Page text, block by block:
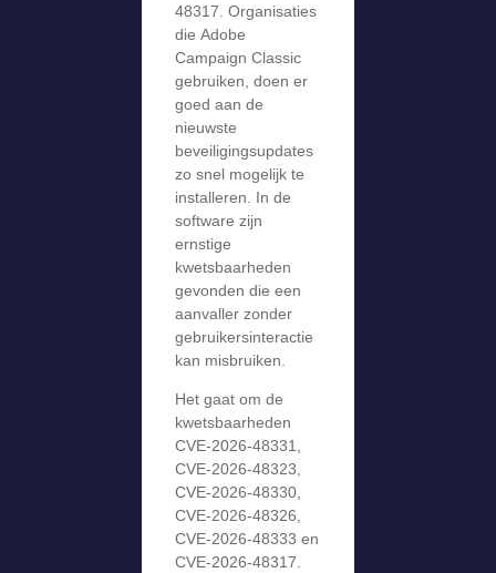
48317. Organisaties
die Adobe
Campaign Classic
gebruiken, doen er
goed aan de
nieuwste
beveiligingsupdates
zo snel mogelijk te
installeren. In de
software zijn
ernstige
kwetsbaarheden
gevonden die een
aanvaller zonder
gebruikersinteractie
kan misbruiken.
Het gaat om de
kwetsbaarheden
CVE-2026-48331,
CVE-2026-48323,
CVE-2026-48330,
CVE-2026-48326,
CVE-2026-48333 en
CVE-2026-48317.